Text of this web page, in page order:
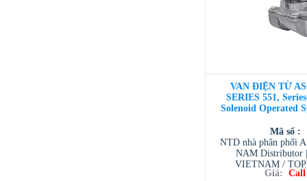
VAN ĐIỆN TỪ
SERIES 551,
Solenoid Operated
Mã số :
NTD nhà phân phối
NAM Distributor
VIETNAM /
VIETNAM /Giá: Call